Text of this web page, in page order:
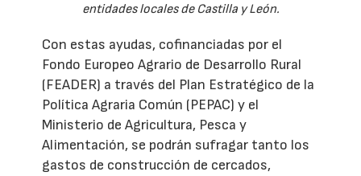
entidades locales de Castilla y León.
Con estas ayudas, cofinanciadas por el
Fondo Europeo Agrario de Desarrollo Rural
(FEADER) a través del Plan Estratégico de la
Política Agraria Común (PEPAC) y el
Ministerio de Agricultura, Pesca y
Alimentación, se podrán sufragar tanto los
gastos de construcción de cercados,